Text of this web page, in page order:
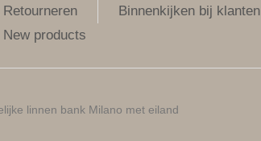
Binnenkijken bij klanten
New products
linnen bank Milano met eiland